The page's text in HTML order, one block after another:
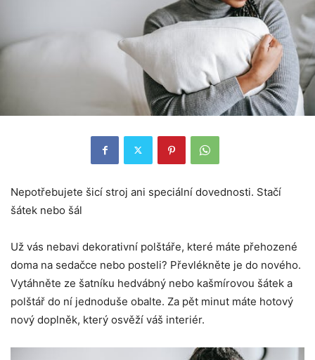
Nepotřebujete šicí stroj ani speciální dovednosti. Stačí
šátek nebo šál
Už vás nebavi dekorativní polštáře, které máte přehozené
doma na sedačce nebo posteli? Převlékněte je do nového.
Vytáhněte ze šatníku hedvábný nebo kašmírovou šátek a
polštář do ní jednoduše obalte. Za pět minut máte hotový
nový doplněk, který osvěží váš interiér.